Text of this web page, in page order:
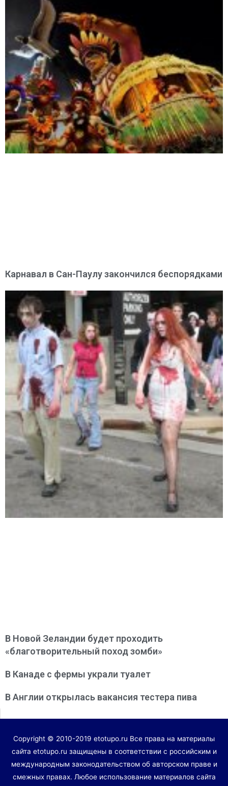
Карнавал в Сан-Паулу закончился беспорядками
В Новой Зеландии будет проходить
«благотворительный поход зомби»
В Канаде с фермы украли туалет
В Англии открылась вакансия тестера пива
Copyright © 2010-2019 etotupo.ru Все права на материалы
сайта etotupo.ru защищены в соответствии с российским и
международным законодательством об авторском праве и
смежных правах. Любое использование материалов сайта